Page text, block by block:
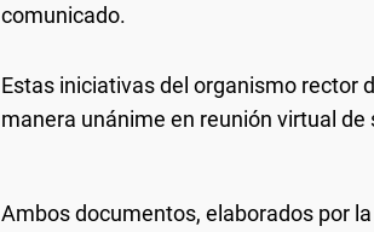
comunicado.
Estas iniciativas del organismo rector
manera unánime en reunión virtual de
Ambos documentos, elaborados por